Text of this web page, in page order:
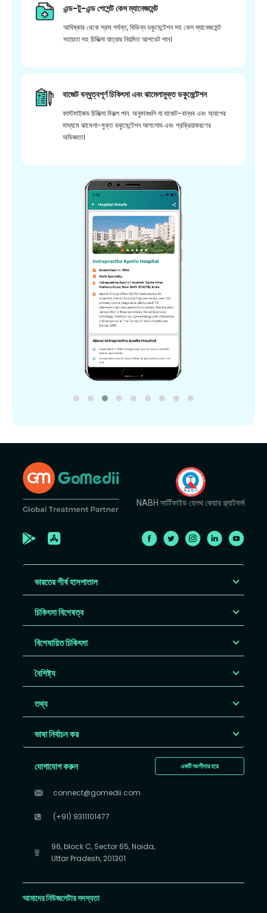
এন্ড-টু-এন্ড পেশেন্ট কেস ম্যানেজমেন্ট
আবিষ্কার থেকে স্রাব পর্যন্ত, বিভিন্ন ডকুমেন্টেশন সহ কেস ম্যানেজমেন্ট
সহায়তা সহ চিকিত্সা যাত্রার নিয়মিত আপডেট পান।
বাজেট বন্ধুত্বপূর্ণ চিকিৎসা এবং ঝামেলামুক্ত ডকুমেন্টেশন
কাস্টমাইজড চিকিত্সা বিকল্প পান. অনুমানগুলি যা বাজেট-বান্ধব এবং অ্যাপের
মাধ্যমে ঝামেলা-মুক্ত ডকুমেন্টেশন আপলোড এবং প্রক্রিয়াকরণের
অভিজ্ঞতা।
NABH সার্টিফাইড হেলথ কেয়ার প্ল্যাটফর্ম
ভারতের শীর্ষ হাসপাতাল
চিকিৎসা বিশেষত্ব
বিশেষায়িত চিকিৎসা
বৈশিষ্ট্য
তথ্য
ভাষা নির্বাচন কর
একটি অংশীদার হয়ে
যোগাযোগ করুন
connect@gomedii.com
(+91) 9311101477
96, block C, Sector 65, Noida,
Uttar Pradesh, 201301
আমাদের নিউজলেটার সদস্যতা